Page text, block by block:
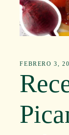
FEBRERO 3,